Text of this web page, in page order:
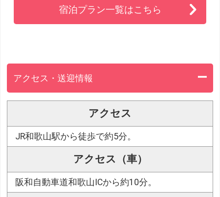
宿泊プラン一覧はこちら
アクセス・送迎情報
アクセス
JR和歌山駅から徒歩で約5分。
アクセス（車）
阪和自動車道和歌山ICから約10分。